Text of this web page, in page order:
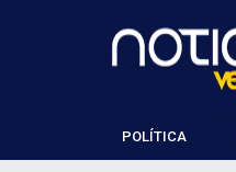
POLÍTICA